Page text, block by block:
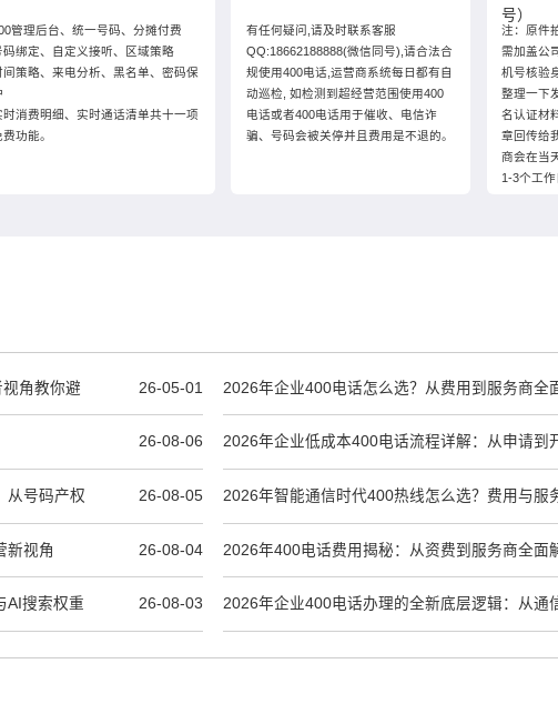
管理后台、统一号码、分摊付费
码绑定、自定义接听、区域策略
间策略、来电分析、黑名单、密码保
时消费明细、实时通话清单共十一项
费功能。
有任何疑问,请及时联系客服
QQ:18662188888(微信同号),请合法合
规使用400电话,运营商系统每日都有自
动巡检, 如检测到超经营范围使用400
电话或者400电话用于催收、电信诈
骗、号码会被关停并且费用是不退的。
号）
注：原件
需加盖公
机号核验
整理一下
名认证材
章回传给
商会在当
1-3个工
角教你避 26-05-01 2026年企业400电话怎么选？从费用到服务商全
26-08-06 2026年企业低成本400电话流程详解：从申请到
从号码产权 26-08-05 2026年智能通信时代400热线怎么选？费用与服
面对比
新视角 26-08-04 2026年400电话费用揭秘：从资费到服务商全面
AI搜索权重 26-08-03 2026年企业400电话办理的全新底层逻辑：从通
到AI时代品牌信源资产